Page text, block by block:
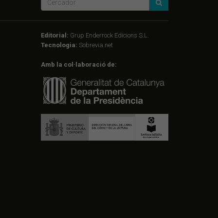
Editorial: Grup Enderrock Edicions S.L.
Tecnologia: Sobrevia.net
Amb la col·laboració de: